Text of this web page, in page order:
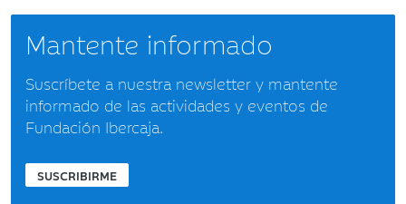
Mantente informado
Suscríbete a nuestra newsletter y mantente
informado de las actividades y eventos de
Fundación Ibercaja.
SUSCRIBIRME